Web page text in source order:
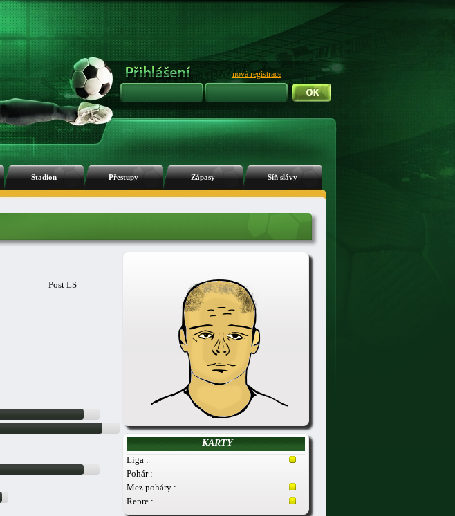
nová registrace
Stadion Přestupy Zápasy Síň slávy
Post LS
KARTY
Liga :
Pohár :
Mez.poháry :
Repre :